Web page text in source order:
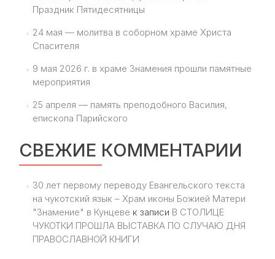
Праздник Пятидесятницы
24 мая — молитва в соборном храме Христа
Спасителя
9 мая 2026 г. в храме Знамения прошли памятные
мероприятия
25 апреля — память преподобного Василия,
епископа Парийского
СВЕЖИЕ КОММЕНТАРИИ
30 лет первому переводу Евангельского текста
на чукотский язык – Храм иконы Божией Матери
"Знамение" в Кунцеве к записи В СТОЛИЦЕ
ЧУКОТКИ ПРОШЛА ВЫСТАВКА ПО СЛУЧАЮ ДНЯ
ПРАВОСЛАВНОЙ КНИГИ